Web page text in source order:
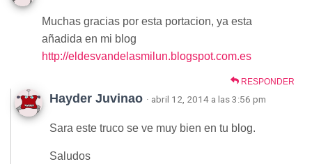
Muchas gracias por esta portacion, ya esta
añadida en mi blog
http://eldesvandelasmilun.blogspot.com.es
RESPONDER
Hayder Juvinao · abril 12, 2014 a las 3:56 pm
Sara este truco se ve muy bien en tu blog.
Saludos